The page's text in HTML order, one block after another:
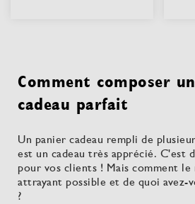
Comment composer
cadeau parfait
Un panier cadeau rempli de
est un cadeau très apprécié. C'est
pour vos clients ! Mais comment le
attrayant possible et de quoi avez-
?